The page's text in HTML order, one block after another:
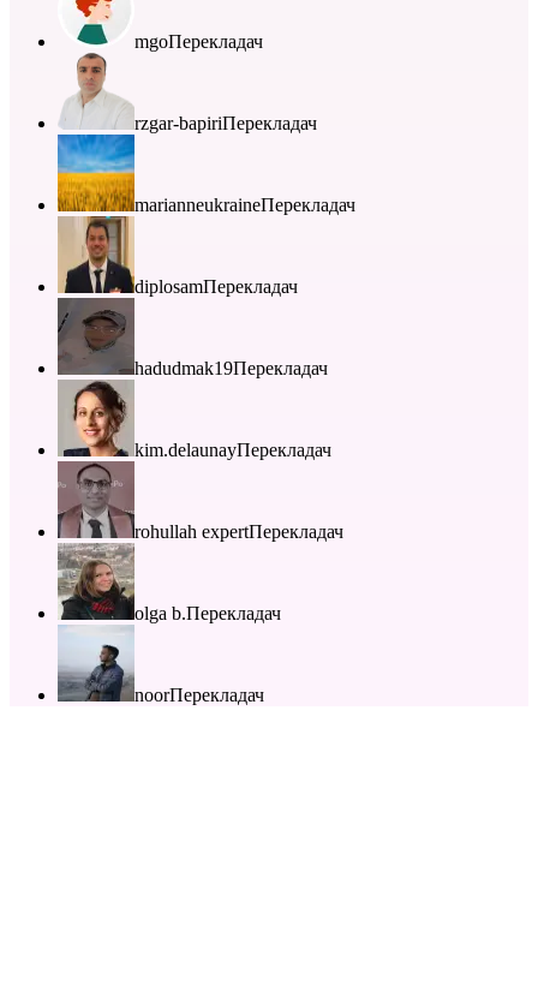
mgoПерекладач
rzgar-bapiriПерекладач
marianneukraineПерекладач
diplosamПерекладач
hadudmak19Перекладач
kim.delaunayПерекладач
rohullah expertПерекладач
olga b.Перекладач
noorПерекладач